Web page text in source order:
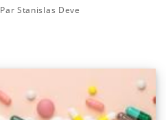
Par Stanislas Deve